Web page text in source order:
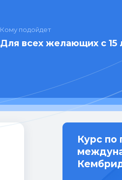
Для всех желающих с 15
Кому подойдет
Курс по